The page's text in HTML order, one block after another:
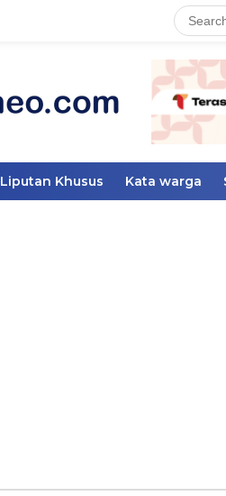
Liputan Khusus Kata warga